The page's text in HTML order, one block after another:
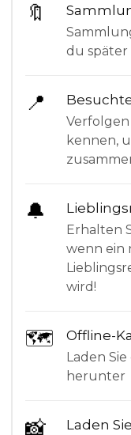
🔖
du später
📍
Verfolgen
kennen,
🔔
Erhalten
wenn ein
wird!
🗺 Offline-
Laden
herunter
📸 Laden